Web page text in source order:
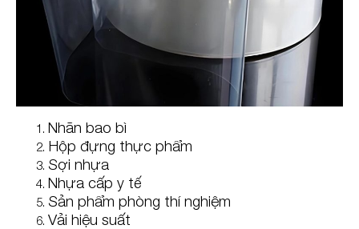
Nhãn bao bì
Hộp đựng thực phẩm
Sợi nhựa
Nhựa cấp y tế
Sản phẩm phòng thí nghiệm
Vải hiệu suất